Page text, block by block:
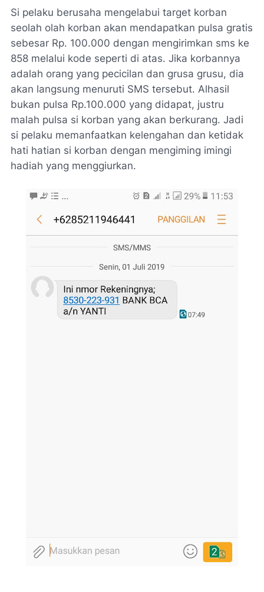
Si pelaku berusaha mengelabui target korban
seolah olah korban akan mendapatkan pulsa gratis
sebesar Rp. 100.000 dengan mengirimkan sms ke
858 melalui kode seperti di atas. Jika korbannya
adalah orang yang pecicilan dan grusa grusu, dia
akan langsung menuruti SMS tersebut. Alhasil
bukan pulsa Rp.100.000 yang didapat, justru
malah pulsa si korban yang akan berkurang. Jadi
si pelaku memanfaatkan kelengahan dan ketidak
hati hatian si korban dengan mengiming imingi
hadiah yang menggiurkan.